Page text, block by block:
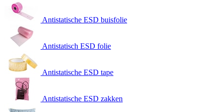
Antistatische ESD buisfolie
Antistatisch ESD folie
Antistatische ESD tape
Antistatische ESD zakken